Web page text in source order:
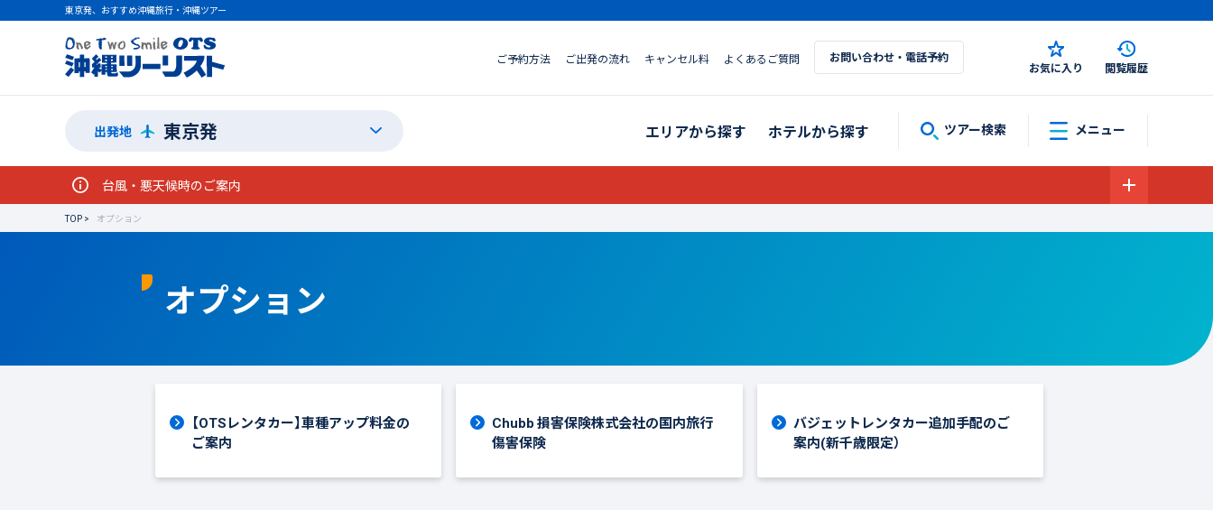
東京発、おすすめ沖縄旅行・沖縄ツアー
ご予約方法 ご出発の流れ キャンセル料 よくあるご質問 お問い合わせ・電話予約
お気に入り 閲覧履歴
出発地 東京発 エリアから探す ホテルから探す ツアー検索 メニュー
台風・悪天候時のご案内
TOP オプション
オプション
【OTSレンタカー】車種アップ料金の
ご案内
Chubb 損害保険株式会社の国内旅行
傷害保険
バジェットレンタカー追加手配のご
案内(新千歳限定）